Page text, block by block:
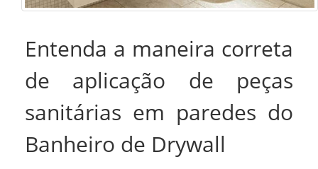
Entenda a maneira correta
de aplicação de peças
sanitárias em paredes do
Banheiro de Drywall